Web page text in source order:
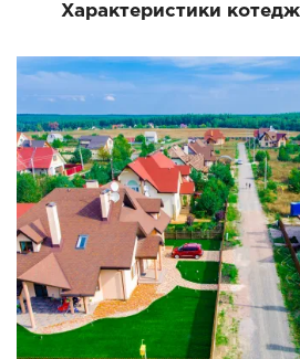
Характеристики